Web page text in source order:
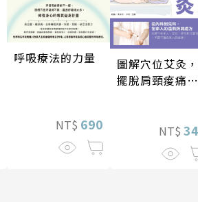
呼吸療法的力量
NT$ 690
圖解穴位艾灸，
擺脫肩頸痠痛、
NT$